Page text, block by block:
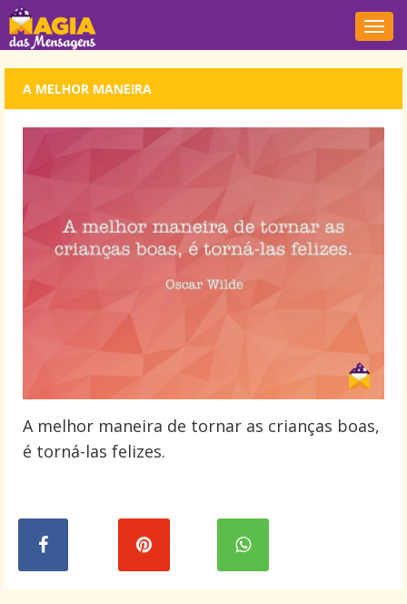
A MELHOR MANEIRA
A melhor maneira de tornar as crianças boas,
é torná-las felizes.